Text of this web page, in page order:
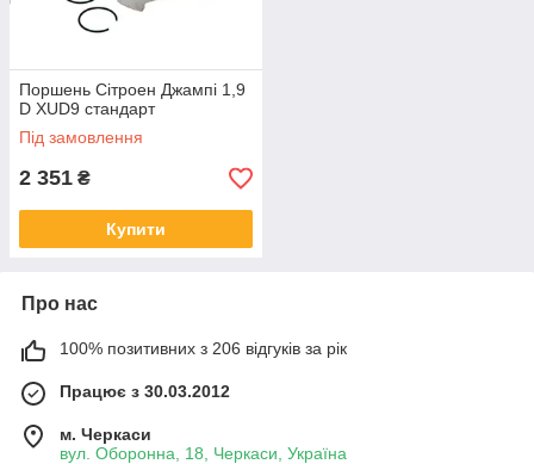
Поршень Сітроен Джампі 1,9
D XUD9 стандарт
Під замовлення
2 351 ₴
Купити
Про нас
100% позитивних з 206 відгуків за рік
Працює з 30.03.2012
м. Черкаси
вул. Оборонна, 18, Черкаси, Україна